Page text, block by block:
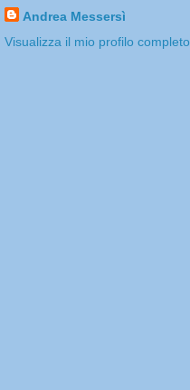
Andrea Messersì
Visualizza il mio profilo completo